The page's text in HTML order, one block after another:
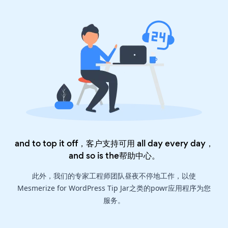
and to top it off，客户支持可用 all day every day，
and so is the帮助中心。
此外，我们的专家工程师团队昼夜不停地工作，以使
Mesmerize for WordPress Tip Jar之类的powr应用程序为您
服务。